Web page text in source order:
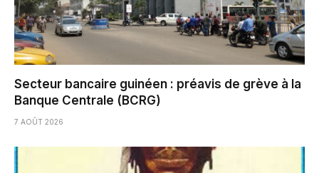
Secteur bancaire guinéen : préavis de grève à la
Banque Centrale (BCRG)
7 AOÛT 2026